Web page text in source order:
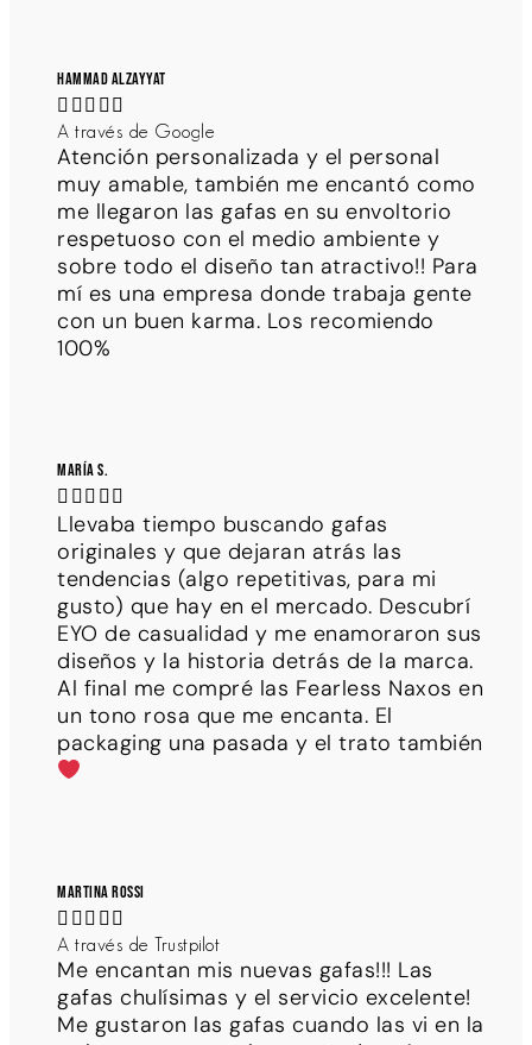
Hammad Alzayyat
    
A través de Google
Atención personalizada y el personal
muy amable, también me encantó como
me llegaron las gafas en su envoltorio
respetuoso con el medio ambiente y
sobre todo el diseño tan atractivo!! Para
mí es una empresa donde trabaja gente
con un buen karma. Los recomiendo
100%
María S.
    
Llevaba tiempo buscando gafas
originales y que dejaran atrás las
tendencias (algo repetitivas, para mi
gusto) que hay en el mercado. Descubrí
EYO de casualidad y me enamoraron sus
diseños y la historia detrás de la marca.
Al final me compré las Fearless Naxos en
un tono rosa que me encanta. El
packaging una pasada y el trato también
Martina Rossi
    
A través de Trustpilot
Me encantan mis nuevas gafas!!! Las
gafas chulísimas y el servicio excelente!
Me gustaron las gafas cuando las vi en la